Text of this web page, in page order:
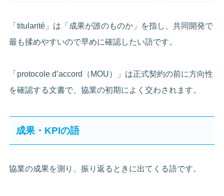
「titularité」は「成果が誰のものか」を指し、共同開発で
最も揉めやすいので早めに確認したい語です。
「protocole d’accord（MOU）」は正式契約の前に方向性
を確認する文書で、協業の初期によく交わされます。
成果・KPIの語
協業の成果を測り、振り返るときに出てくる語です。